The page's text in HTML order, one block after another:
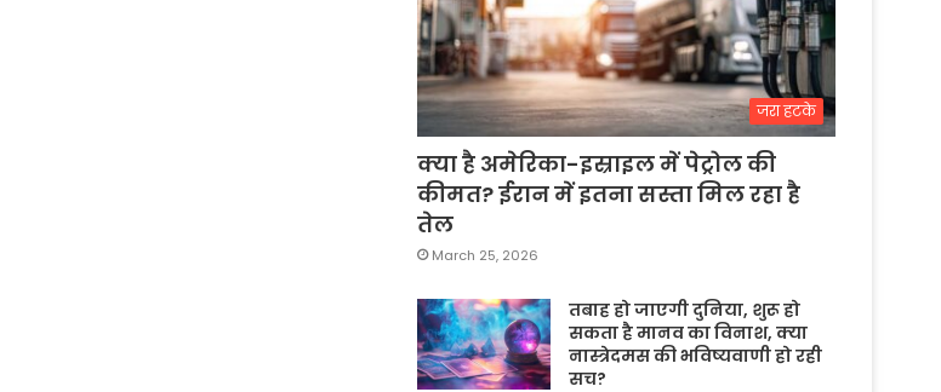
जरा हटके
क्या है अमेरिका-इस्राइल में पेट्रोल की
कीमत? ईरान में इतना सस्ता मिल रहा है
तेल
March 25, 2026
तबाह हो जाएगी दुनिया, शुरू हो
सकता है मानव का विनाश, क्या
नास्त्रेदमस की भविष्यवाणी हो रही
सच?